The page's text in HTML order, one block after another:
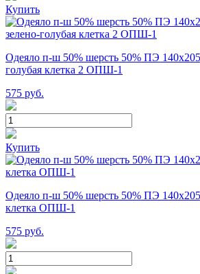
Купить
Одеяло п-ш 50% шерсть 50% ПЭ
голубая клетка 2 ОПШ-1
575 руб.
Купить
Одеяло п-ш 50% шерсть 50% ПЭ
клетка ОПШ-1
575 руб.